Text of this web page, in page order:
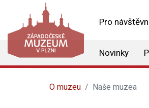
Pro
Novinky
O muzeu Naše muzea